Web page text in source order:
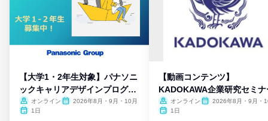
【大学1・2年生対象】パナソニ
ックキャリアデザインプログラ
ム
オンライン
2026年8月・9月・10月
1日
【動画コンテンツ】
KADOKAWA企業研究セミナ
オンライン
2026年8月・9月・
1日